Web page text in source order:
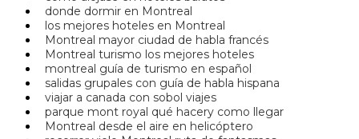
donde dormir en Montreal
los mejores hoteles en Montreal
Montreal mayor ciudad de habla francés
Montreal turismo los mejores hoteles
montreal guía de turismo en español
salidas grupales con guía de habla hispana
viajar a canada con sobol viajes
parque mont royal qué hacery como llegar
Montreal desde el aire en helicóptero